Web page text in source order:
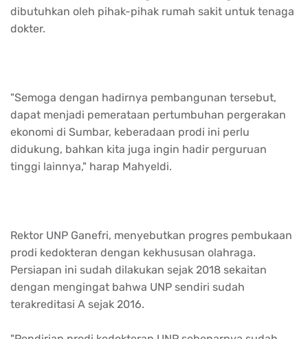
dibutuhkan oleh pihak-pihak rumah sakit untuk tenaga
dokter.
"Semoga dengan hadirnya pembangunan tersebut,
dapat menjadi pemerataan pertumbuhan pergerakan
ekonomi di Sumbar, keberadaan prodi ini perlu
didukung, bahkan kita juga ingin hadir perguruan
tinggi lainnya," harap Mahyeldi.
Rektor UNP Ganefri, menyebutkan progres pembukaan
prodi kedokteran dengan kekhususan olahraga.
Persiapan ini sudah dilakukan sejak 2018 sekaitan
dengan mengingat bahwa UNP sendiri sudah
terakreditasi A sejak 2016.